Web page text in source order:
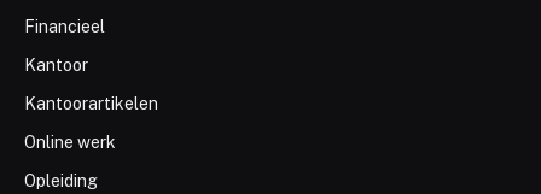
Financieel
Kantoor
Kantoorartikelen
Online werk
Opleiding